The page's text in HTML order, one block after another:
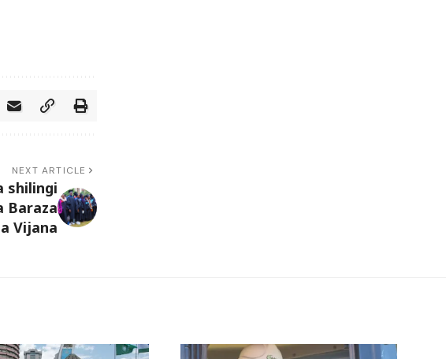
NEXT ARTICLE
shilingi
Baraza
Vijana